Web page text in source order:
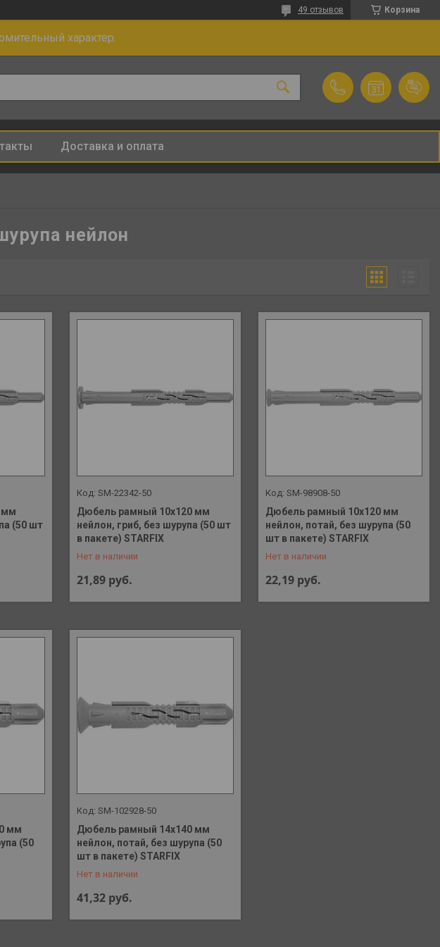
Корзина
49 отзывов
характер.
Доставка и оплата
нейлон
мм
(50 шт
SM-22342-50
Дюбель рамный 10х120 мм
нейлон, гриб, без шурупа (50 шт
в пакете) STARFIX
Нет в наличии
21,89 руб.
+375 (29) 648-41-90
SM-98908-50
Дюбель рамный 10х120 мм
нейлон, потай, без шурупа (50
шт в пакете) STARFIX
Нет в наличии
22,19 руб.
+375 (29) 648-41-90
мм
(50
SM-102928-50
Дюбель рамный 14х140 мм
нейлон, потай, без шурупа (50
шт в пакете) STARFIX
Нет в наличии
41,32 руб.
+375 (29) 648-41-90